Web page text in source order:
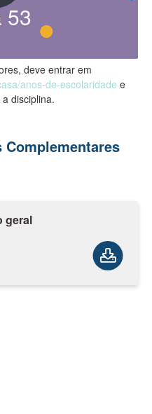
53
deve entrar em
anos-de-escolaridade e
disciplina.
geral